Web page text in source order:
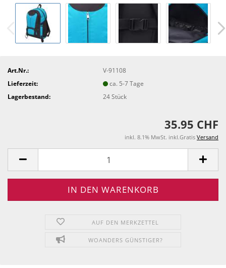
Art.Nr.:
V-91108
Lieferzeit:
ca. 5-7 Tage
Lagerbestand:
24Stück
35.95 CHF
inkl. 8.1% MwSt. inkl.Gratis Versand
AUF DEN MERKZETTEL
WOANDERS GÜNSTIGER?